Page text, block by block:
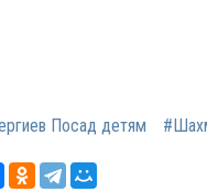
Посад детям